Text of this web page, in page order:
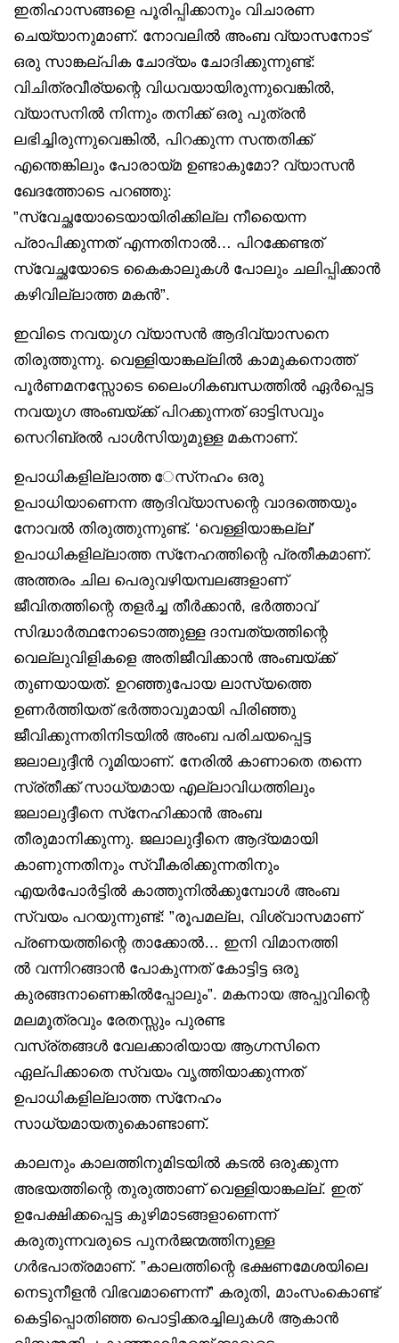
ഇതിഹാസങ്ങളെ പൂരിപ്പിക്കാനും വിചാരണ
ചെയ്യാനുമാണ്. നോവലിൽ അംബ വ്യാസനോട്
ഒരു സാങ്കല്പിക ചോദ്യം ചോദിക്കുന്നുണ്ട്:
വിചിത്രവീര്യന്റെ വിധവയായിരുന്നുവെങ്കിൽ,
വ്യാസനിൽ നിന്നും തനിക്ക് ഒരു പുത്രൻ
ലഭിച്ചിരുന്നുവെങ്കിൽ, പിറക്കുന്ന സന്തതിക്ക്
എന്തെങ്കിലും പോരായ്മ ഉണ്ടാകുമോ? വ്യാസൻ
ഖേദത്തോടെ പറഞ്ഞു:
”സ്വേച്ഛയോടെയായിരിക്കില്ല നീയെെന്ന
പ്രാപിക്കുന്നത് എന്നതിനാൽ… പിറക്കേണ്ടത്
സ്വേച്ഛയോടെ കൈകാലുകൾ പോലും ചലിപ്പിക്കാൻ
കഴിവില്ലാത്ത മകൻ”.
ഇവിടെ നവയുഗ വ്യാസൻ ആദിവ്യാസനെ
തിരുത്തുന്നു. വെള്ളിയാങ്കല്ലിൽ കാമുകനൊത്ത്
പൂർണമനസ്സോടെ ലൈംഗികബന്ധത്തിൽ ഏർപ്പെട്ട
നവയുഗ അംബയ്ക്ക് പിറക്കുന്നത് ഓട്ടിസവും
സെറിബ്രൽ പാൾസിയുമുള്ള മകനാണ്.
ഉപാധികളില്ലാത്ത േസ്‌നഹം ഒരു
ഉപാധിയാണെന്ന ആദിവ്യാസന്റെ വാദത്തെയും
നോവൽ തിരുത്തുന്നുണ്ട്. ‘വെള്ളിയാങ്കല്ല്’
ഉപാധികളില്ലാത്ത സ്‌നേഹത്തിന്റെ പ്രതീകമാണ്.
അത്തരം ചില പെരുവഴിയമ്പലങ്ങളാണ്
ജീവിതത്തിന്റെ തളർച്ച തീർക്കാൻ, ഭർത്താവ്
സിദ്ധാർത്ഥനോടൊത്തുള്ള ദാമ്പത്യത്തിന്റെ
വെല്ലുവിളികളെ അതിജീവിക്കാൻ അംബയ്ക്ക്
തുണയായത്. ഉറഞ്ഞുപോയ ലാസ്യത്തെ
ഉണർത്തിയത് ഭർത്താവുമായി പിരിഞ്ഞു
ജീവിക്കുന്നതിനിടയിൽ അംബ പരിചയപ്പെട്ട
ജലാലുദ്ദീൻ റൂമിയാണ്. നേരിൽ കാണാതെ തന്നെ
സ്ര്തീക്ക് സാധ്യമായ എല്ലാവിധത്തിലും
ജലാലുദ്ദീനെ സ്‌നേഹിക്കാൻ അംബ
തീരുമാനിക്കുന്നു. ജലാലുദ്ദീനെ ആദ്യമായി
കാണുന്നതിനും സ്വീകരിക്കുന്നതിനും
എയർപോർട്ടിൽ കാത്തുനിൽക്കുമ്പോൾ അംബ
സ്വയം പറയുന്നുണ്ട്: ”രൂപമല്ല, വിശ്വാസമാണ്
പ്രണയത്തിന്റെ താക്കോൽ… ഇനി വിമാനത്തി
ൽ വന്നിറങ്ങാൻ പോകുന്നത് കോട്ടിട്ട ഒരു
കുരങ്ങനാണെങ്കിൽപ്പോലും”. മകനായ അപ്പുവിന്റെ
മലമൂത്രവും രേതസ്സും പുരണ്ട
വസ്ര്തങ്ങൾ വേലക്കാരിയായ ആഗ്നസിനെ
ഏല്പിക്കാതെ സ്വയം വൃത്തിയാക്കുന്നത്
ഉപാധികളില്ലാത്ത സ്‌നേഹം
സാധ്യമായതുകൊണ്ടാണ്.
കാലനും കാലത്തിനുമിടയിൽ കടൽ ഒരുക്കുന്ന
അഭയത്തിന്റെ തുരുത്താണ് വെള്ളിയാങ്കല്ല്. ഇത്
ഉപേക്ഷിക്കപ്പെട്ട കുഴിമാടങ്ങളാണെന്ന്
കരുതുന്നവരുടെ പുനർജന്മത്തിനുള്ള
ഗർഭപാത്രമാണ്. ”കാലത്തിന്റെ ഭക്ഷണമേശയിലെ
നെടുനീളൻ വിഭവമാണെന്ന്” കരുതി, മാംസംകൊണ്ട്
കെട്ടിപ്പൊതിഞ്ഞ പൊട്ടിക്കരച്ചിലുകൾ ആകാൻ